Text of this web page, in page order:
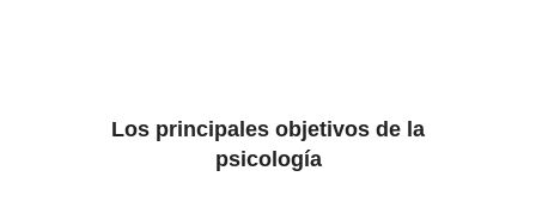
Los principales objetivos de la
psicología